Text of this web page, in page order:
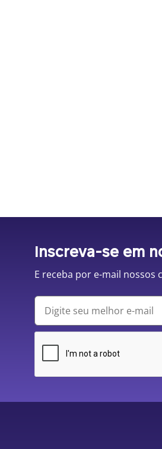
Inscreva-se em
E receba por e-mail